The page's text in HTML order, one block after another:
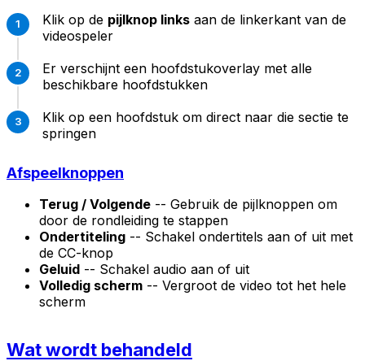
Klik op de pijlknop links aan de linkerkant van de
videospeler
Er verschijnt een hoofdstukoverlay met alle
beschikbare hoofdstukken
Klik op een hoofdstuk om direct naar die sectie te
springen
Afspeelknoppen
Terug / Volgende -- Gebruik de pijlknoppen om
door de rondleiding te stappen
Ondertiteling -- Schakel ondertitels aan of uit met
de CC-knop
Geluid -- Schakel audio aan of uit
Volledig scherm -- Vergroot de video tot het hele
scherm
Wat wordt behandeld